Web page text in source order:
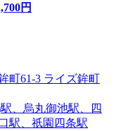
円
町61-3 ライズ鉾町
、烏丸御池駅、四
駅、祇園四条駅